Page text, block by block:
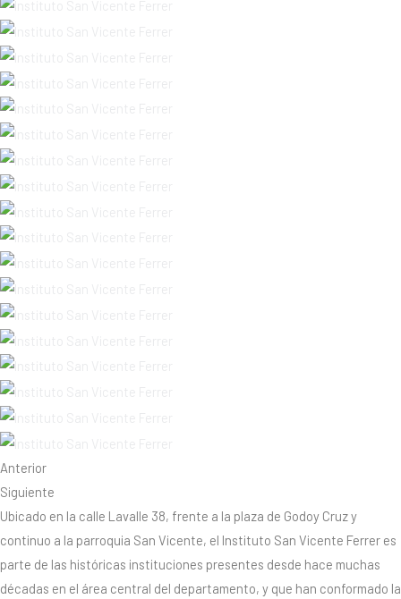
Anterior
Siguiente
Ubicado en la calle Lavalle 38, frente a la plaza de Godoy Cruz y
continuo a la parroquia San Vicente, el Instituto San Vicente Ferrer es
parte de las históricas instituciones presentes desde hace muchas
décadas en el área central del departamento, y que han conformado la